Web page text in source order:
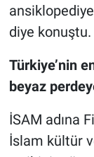
ansiklopediye
diye konuştu.
Türkiye’nin
beyaz
İSAM adına
İslam kültür